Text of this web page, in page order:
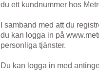
du ett kundnummer hos
I samband med att du
du kan logga in på
personliga tjänster.
Du kan logga in med